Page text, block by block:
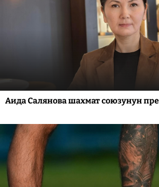
Аида Салянова шахмат союзунун